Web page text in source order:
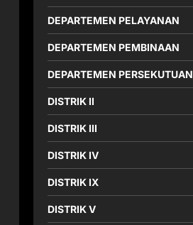
DEPARTEMEN PELAYANAN
DEPARTEMEN PEMBINAAN
DEPARTEMEN PERSEKUTUAN
DISTRIK II
DISTRIK III
DISTRIK IV
DISTRIK IX
DISTRIK V